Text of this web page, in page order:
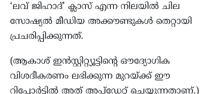
‘ലവ് ജിഹാദ്’ ക്ലാസ് എന്ന നിലയിൽ ചില
സോഷ്യൽ മീഡിയ അക്കൗണ്ടുകൾ തെറ്റായി
പ്രചരിപ്പിക്കുന്നത്.
(ആകാശ് ഇൻസ്റ്റിറ്റ്യൂട്ടിന്റെ ഔദ്യോഗിക
വിശദീകരണം ലഭിക്കുന്ന മുറയ്ക്ക് ഈ
റിപ്പോർട്ടിൽ അത് അപ്‌ഡേറ്റ് ചെയ്യുന്നതാണ്.)